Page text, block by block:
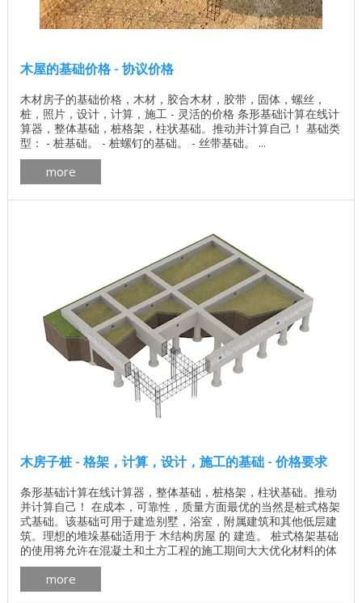
木屋的基础价格 - 协议价格
木材房子的基础价格，木材，胶合木材，胶带，固体，螺丝，
桩，照片，设计，计算，施工 - 灵活的价格 条形基础计算在线计
算器，整体基础，桩格架，柱状基础。推动并计算自己！ 基础类
型： - 桩基础。 - 桩螺钉的基础。 - 丝带基础。 ...
more
木房子桩 - 格架，计算，设计，施工的基础 - 价格要求
条形基础计算在线计算器，整体基础，桩格架，柱状基础。推动
并计算自己！ 在成本，可靠性，质量方面最优的当然是桩式格架
式基础。该基础可用于建造别墅，浴室，附属建筑和其他低层建
筑。理想的堆垛基础适用于 木结构房屋 的 建造。 桩式格架基础
的使用将允许在混凝土和土方工程的施工期间大大优化材料的体
积和劳动力成本。随着工艺流程的顺利进行，当铺设这种类型的
基础时，它将长期使用，具有可靠稳定的基础，具有增强的抗冻
性和抗震性。 ...
more